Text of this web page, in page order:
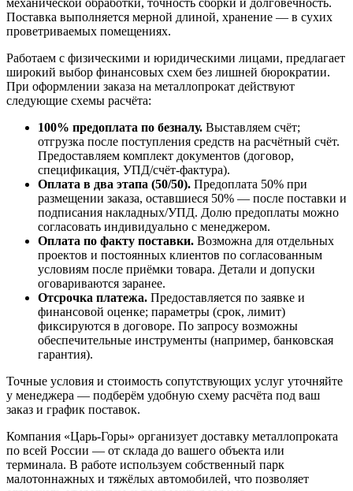
Поставка выполняется мерной длиной, хранение — в сухих
проветриваемых помещениях.
Работаем с физическими и юридическими лицами, предлагает
широкий выбор финансовых схем без лишней бюрократии.
При оформлении заказа на металлопрокат действуют
следующие схемы расчёта:
100% предоплата по безналу. Выставляем счёт;
отгрузка после поступления средств на расчётный счёт.
Предоставляем комплект документов (договор,
спецификация, УПД/счёт-фактура).
Оплата в два этапа (50/50). Предоплата 50% при
размещении заказа, оставшиеся 50% — после поставки и
подписания накладных/УПД. Долю предоплаты можно
согласовать индивидуально с менеджером.
Оплата по факту поставки. Возможна для отдельных
проектов и постоянных клиентов по согласованным
условиям после приёмки товара. Детали и допуски
оговариваются заранее.
Отсрочка платежа. Предоставляется по заявке и
финансовой оценке; параметры (срок, лимит)
фиксируются в договоре. По запросу возможны
обеспечительные инструменты (например, банковская
гарантия).
Точные условия и стоимость сопутствующих услуг уточняйте
у менеджера — подберём удобную схему расчёта под ваш
заказ и график поставок.
Компания «Царь-Горы» организует доставку металлопроката
по всей России — от склада до вашего объекта или
терминала. В работе используем собственный парк
малотоннажных и тяжёлых автомобилей, что позволяет